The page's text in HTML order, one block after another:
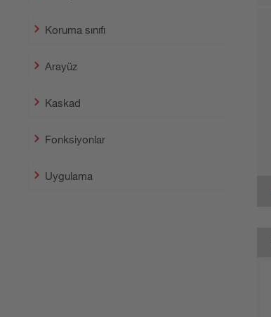
Koruma sınıfı
Arayüz
Kaskad
Fonksiyonlar
Uygulama